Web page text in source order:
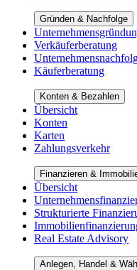
Gründen & Nachfolge
Verkäuferberatung
Käuferberatung
Konten & Bezahlen
Übersicht
Konten
Karten
Zahlungsverkehr
Finanzieren &
Übersicht
Strukturierte
Real Estate Advisory
Anlegen, Handel &